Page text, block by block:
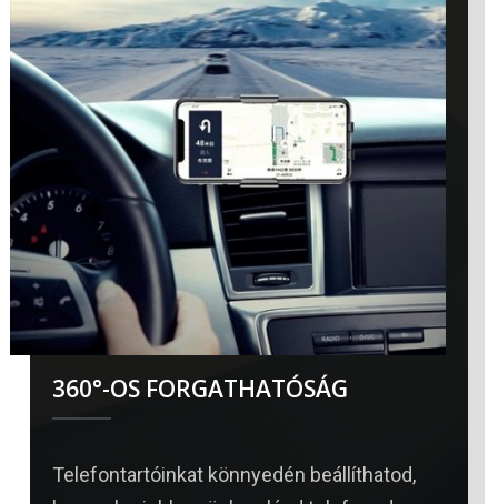
360°-OS FORGATHATÓSÁG
Telefontartóinkat könnyedén beállíthatod,